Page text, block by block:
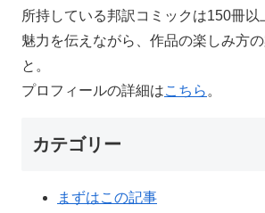
所持している邦訳コミックは150冊以
魅力を伝えながら、作品の楽しみ方
と。
プロフィールの詳細はこちら 。
カテゴリー
まずはこの記事